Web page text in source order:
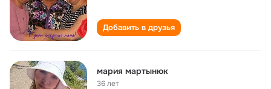
Добавить в друзья
мария мартынюк
36 лет